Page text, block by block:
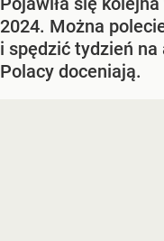
2024. Można
i spędzić tydzień
Polacy doceniają.